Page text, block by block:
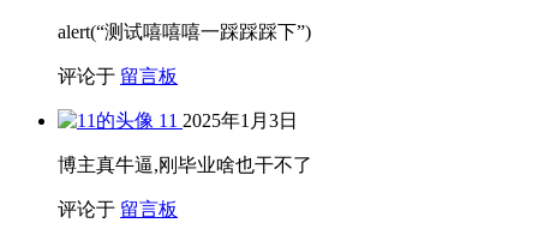
alert(“测试嘻嘻嘻一踩踩踩下”)
评论于 留言板
11 2025年1月3日
博主真牛逼,刚毕业啥也干不了
评论于 留言板